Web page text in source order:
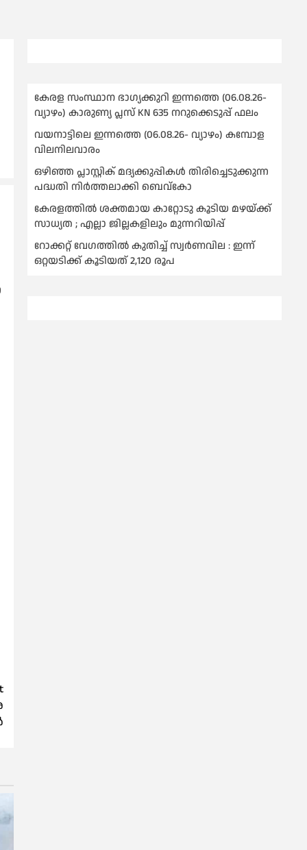
കേരള സംസ്ഥാന ഭാഗ്യക്കുറി ഇന്നത്തെ (06.08.26-
വ്യാഴം) കാരുണ്യ പ്ലസ് KN 635 നറുക്കെടുപ്പ് ഫലം
വയനാട്ടിലെ ഇന്നത്തെ (06.08.26- വ്യാഴം) കമ്പോള
വിലനിലവാരം
ഒഴിഞ്ഞ പ്ലാസ്റ്റിക് മദ്യക്കുപ്പികള്‍ തിരിച്ചെടുക്കുന്ന
പദ്ധതി നിര്‍ത്തലാക്കി ബെവ്കോ
കേരളത്തിൽ ശക്തമായ കാറ്റോടു കൂടിയ മഴയ്ക്ക്
സാധ്യത ; എല്ലാ ജില്ലകളിലും മുന്നറിയിപ്പ്
റോക്കറ്റ് വേഗത്തില്‍ കുതിച്ച് സ്വര്‍ണവില : ഇന്ന്
ഒറ്റയടിക്ക് കൂടിയത് 2,120 രൂപ